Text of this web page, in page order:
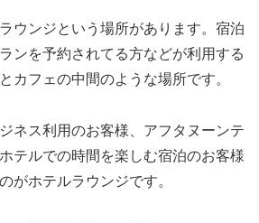
ウンジという場所があります。宿泊
ンを予約されてる方などが利用する
カフェの中間のような場所です。
ネス利用のお客様、アフタヌーンテ
テルでの時間を楽しむ宿泊のお客様
がホテルラウンジです。